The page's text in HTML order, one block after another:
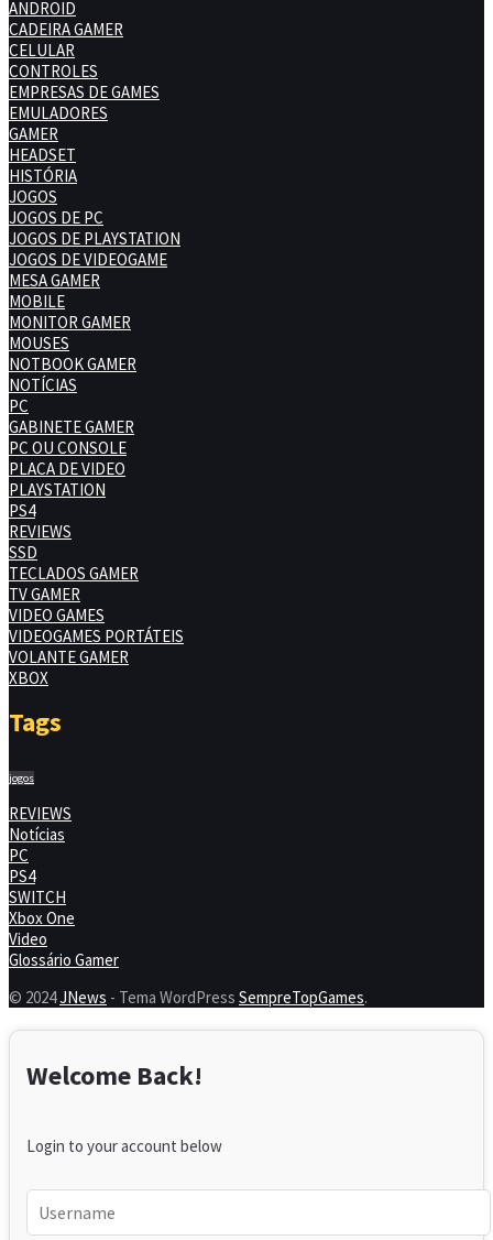
ANDROID
CADEIRA GAMER
CELULAR
CONTROLES
EMPRESAS DE GAMES
EMULADORES
GAMER
HEADSET
HISTÓRIA
JOGOS
JOGOS DE PC
JOGOS DE PLAYSTATION
JOGOS DE VIDEOGAME
MESA GAMER
MOBILE
MONITOR GAMER
MOUSES
NOTBOOK GAMER
NOTÍCIAS
PC
GABINETE GAMER
PC OU CONSOLE
PLACA DE VIDEO
PLAYSTATION
PS4
REVIEWS
SSD
TECLADOS GAMER
TV GAMER
VIDEO GAMES
VIDEOGAMES PORTÁTEIS
VOLANTE GAMER
XBOX
Tags
jogos
REVIEWS
Notícias
PC
PS4
SWITCH
Xbox One
Video
Glossário Gamer
© 2024JNews - Tema WordPress SempreTopGames.
Welcome Back!
Login to your account below